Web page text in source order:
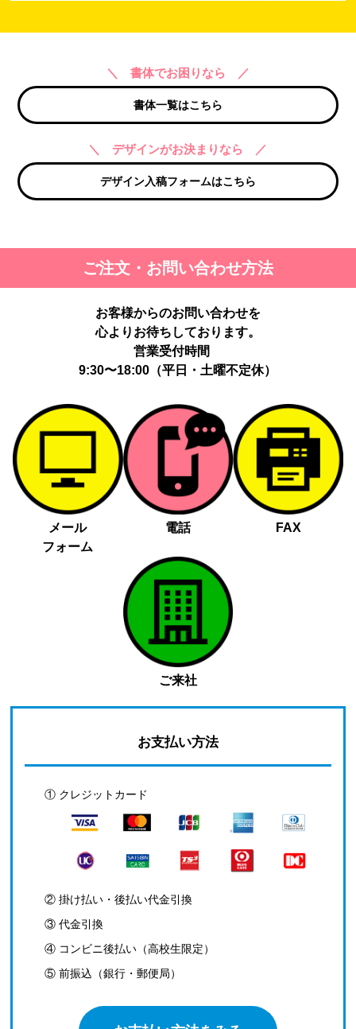
＼ 書体でお困りなら ／
書体一覧はこちら
＼ デザインがお決まりなら ／
デザイン入稿フォームはこちら
ご注文・お問い合わせ方法
お客様からのお問い合わせを
心よりお待ちしております。
営業受付時間
9:30〜18:00（平日・土曜不定休）
メール
フォーム
電話 FAX
ご来社
お支払い方法
① クレジットカード
② 掛け払い・後払い代金引換
③ 代金引換
④ コンビニ後払い（高校生限定）
⑤ 前振込（銀行・郵便局）